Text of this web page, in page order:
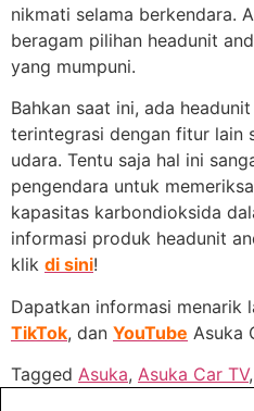
nikmati selama berkendara.
beragam pilihan headunit
yang mumpuni.
Bahkan saat ini, ada
terintegrasi dengan fitur lain
udara. Tentu saja hal ini
pengendara untuk
kapasitas karbondioksida
informasi produk headunit
klik di sini!
Dapatkan informasi menarik
TikTok, dan YouTube Asuka
Tagged Asuka, Asuka Car TV,